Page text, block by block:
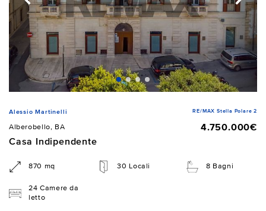
Alessio Martinelli RE/MAX Stella Polare 2
Alberobello, BA
4.750.000€
Casa Indipendente
870 mq 30 Locali 8 Bagni
24 Camere da
letto